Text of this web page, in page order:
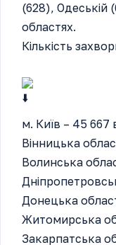
(628), Одеській
областях.
Кількість
м. Київ – 45 667
Вінницька
Волинська
Донецька
Житомирська
Закарпатська